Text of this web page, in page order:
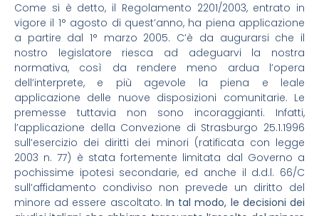
Come si è detto, il Regolamento 2201/2003, entrato in
vigore il 1° agosto di quest’anno, ha piena applicazione
a partire dal 1° marzo 2005. C’è da augurarsi che il
nostro legislatore riesca ad adeguarvi la nostra
normativa, così da rendere meno ardua l’opera
dell’interprete, e più agevole la piena e leale
applicazione delle nuove disposizioni comunitarie. Le
premesse tuttavia non sono incoraggianti. Infatti,
l’applicazione della Convezione di Strasburgo 25.1.1996
sull’esercizio dei diritti dei minori (ratificata con legge
2003 n. 77) è stata fortemente limitata dal Governo a
pochissime ipotesi secondarie, ed anche il d.d.l. 66/C
sull’affidamento condiviso non prevede un diritto del
minore ad essere ascoltato. In tal modo, le decisioni dei